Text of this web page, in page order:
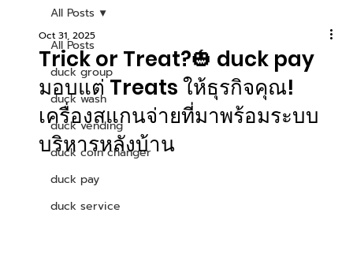
All Posts
duck group
duck wash
duck vending
duck coin changer
duck pay
duck service
All Posts
Trick or Treat?🎃 duck pay
มอบแต่ Treats ให้ธุรกิจคุณ!
เครื่องสแกนจ่ายที่มาพร้อมระบบ
บริหารหลังบ้าน
Oct 31, 2025